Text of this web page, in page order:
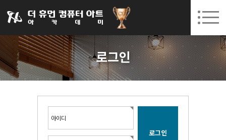
031-252-7277 수원캠퍼스 개강 08. 12.(수)
회원가입 고객센터
로그인
아이디
아카데미소개
인사말